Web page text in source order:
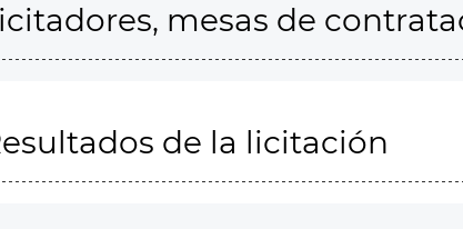
mesas de
de la licitación